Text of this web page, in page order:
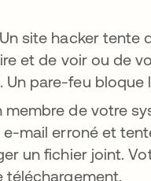
site hacker tente
et de voir ou de
Un pare-feu bloque
membre de votre
e-mail erroné et
un fichier joint.
téléchargement.